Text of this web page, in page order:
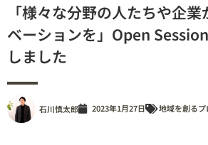
「様々な分野の人たちや企
ベーションを」Open
しました
石川慎太郎 2023年1月27日 地域を創る